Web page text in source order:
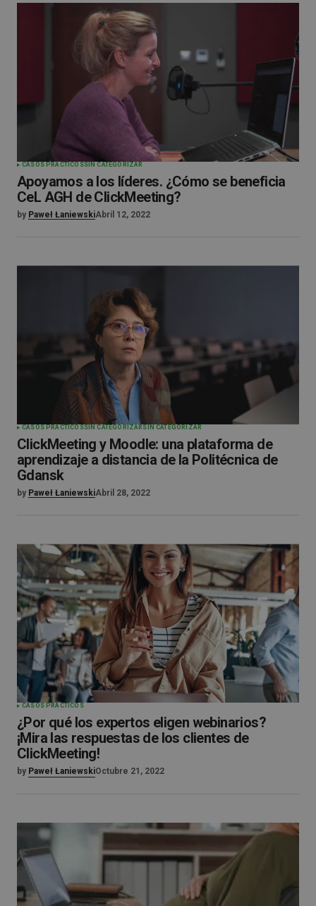
CASOS PRÁCTICOSSIN CATEGORIZAR
Apoyamos a los líderes. ¿Cómo se beneficia
CeL AGH de ClickMeeting?
by Paweł ŁaniewskiAbril 12, 2022
CASOS PRÁCTICOSSIN CATEGORIZAR SIN CATEGORIZAR
ClickMeeting y Moodle: una plataforma de
aprendizaje a distancia de la Politécnica de
Gdansk
by Paweł ŁaniewskiAbril 28, 2022
CASOS PRÁCTICOS
¿Por qué los expertos eligen webinarios?
¡Mira las respuestas de los clientes de
ClickMeeting!
by Paweł ŁaniewskiOctubre 21, 2022